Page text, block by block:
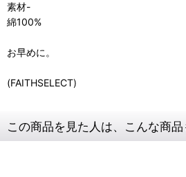
素材-
綿100%
お早めに。
(FAITHSELECT)
この商品を見た人は、こんな商